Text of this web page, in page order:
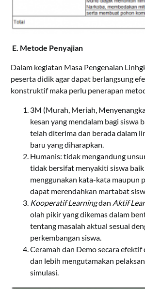
E Metode Penyajian
Dalam kegiatan Masa Pengenalan
peserta didik agar dapat berlangsung
konstruktif maka perlu penerapan
3M (Murah, Meriah,
kesan yang mendalam bagi siswa
telah diterima dan berada dalam
baru yang diharapkan.
Humanis: tidak mengandung
tidak bersifat menyakiti siswa baik
menggunakan kata-kata maupun
dapat merendahkan martabat
Kooperatif Learningdan Aktif
olah pikir yang dikemas dalam
tentang masalah aktual sesuai
perkembangan siswa.
Ceramah dan Demo secara
dan lebih mengutamakan
simulasi.